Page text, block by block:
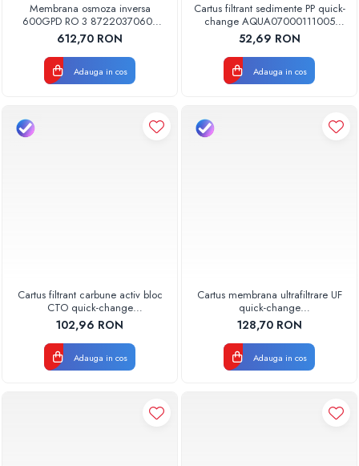
Membrana osmoza inversa
600GPD RO 3 87220370603
RO-600 Aquapur Valhoh Valrom
612,70 RON
Adauga in cos
Cartus filtrant sedimente PP quick-
change AQUA07000111005
Aquapur Valhoh Valrom
52,69 RON
Adauga in cos
Cartus filtrant carbune activ bloc
CTO quick-change
AQUA07010411000 Aquapur
Valhoh Valrom
102,96 RON
Adauga in cos
Cartus membrana ultrafiltrare UF
quick-change
AQUA08000011001 Aquapur
Valhoh Valrom
128,70 RON
Adauga in cos